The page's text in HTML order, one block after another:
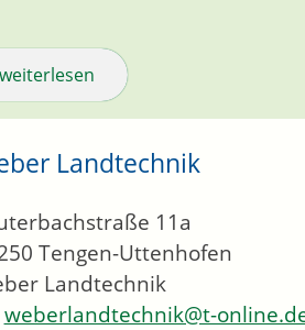
weiterlesen
Landtechnik
Landtechnik
11a
Tengen-Uttenhofen
weberlandtechnik@t-